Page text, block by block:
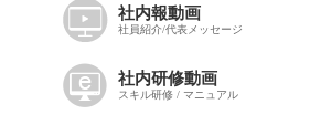
社内報動画
社員紹介/代表メッセージ
社内研修動画
スキル研修 / マニュアル